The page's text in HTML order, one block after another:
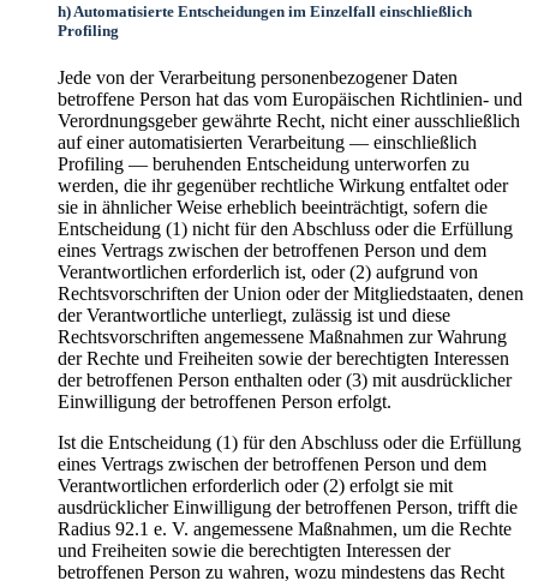
h) Automatisierte Entscheidungen im Einzelfall einschließlich
Profiling
Jede von der Verarbeitung personenbezogener Daten
betroffene Person hat das vom Europäischen Richtlinien- und
Verordnungsgeber gewährte Recht, nicht einer ausschließlich
auf einer automatisierten Verarbeitung — einschließlich
Profiling — beruhenden Entscheidung unterworfen zu
werden, die ihr gegenüber rechtliche Wirkung entfaltet oder
sie in ähnlicher Weise erheblich beeinträchtigt, sofern die
Entscheidung (1) nicht für den Abschluss oder die Erfüllung
eines Vertrags zwischen der betroffenen Person und dem
Verantwortlichen erforderlich ist, oder (2) aufgrund von
Rechtsvorschriften der Union oder der Mitgliedstaaten, denen
der Verantwortliche unterliegt, zulässig ist und diese
Rechtsvorschriften angemessene Maßnahmen zur Wahrung
der Rechte und Freiheiten sowie der berechtigten Interessen
der betroffenen Person enthalten oder (3) mit ausdrücklicher
Einwilligung der betroffenen Person erfolgt.
Ist die Entscheidung (1) für den Abschluss oder die Erfüllung
eines Vertrags zwischen der betroffenen Person und dem
Verantwortlichen erforderlich oder (2) erfolgt sie mit
ausdrücklicher Einwilligung der betroffenen Person, trifft die
Radius 92.1 e. V. angemessene Maßnahmen, um die Rechte
und Freiheiten sowie die berechtigten Interessen der
betroffenen Person zu wahren, wozu mindestens das Recht